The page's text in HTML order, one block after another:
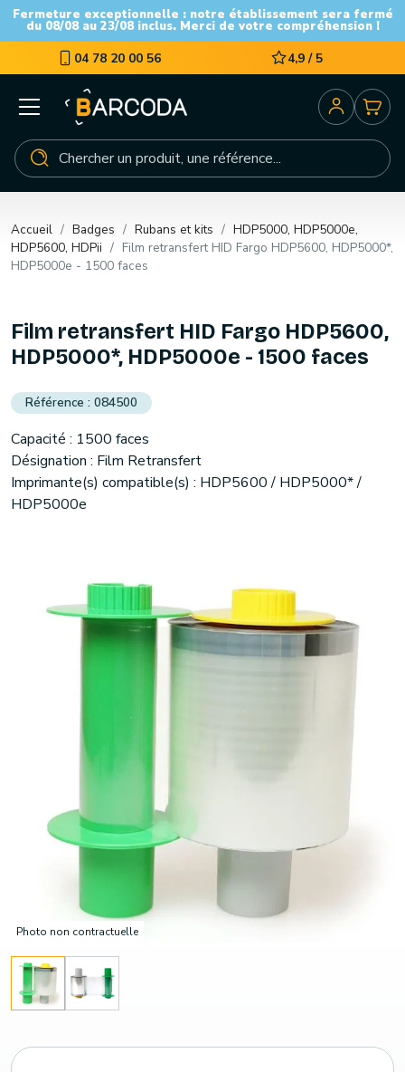
Fermeture exceptionnelle : notre établissement sera fermé
du 08/08 au 23/08 inclus. Merci de votre compréhension !
04 78 20 00 56 4,9 / 5
Accueil Badges Rubans et kits
HDP5000, HDP5000e,
HDP5600, HDPii
Film retransfert HID Fargo HDP5600, HDP5000*,
HDP5000e - 1500 faces
Photo non contractuelle
Film retransfert HID Fargo HDP5600,
HDP5000*, HDP5000e - 1500 faces
084500
Capacité : 1500 faces
Désignation : Film Retransfert
Imprimante(s) compatible(s) : HDP5600 / HDP5000* /
HDP5000e